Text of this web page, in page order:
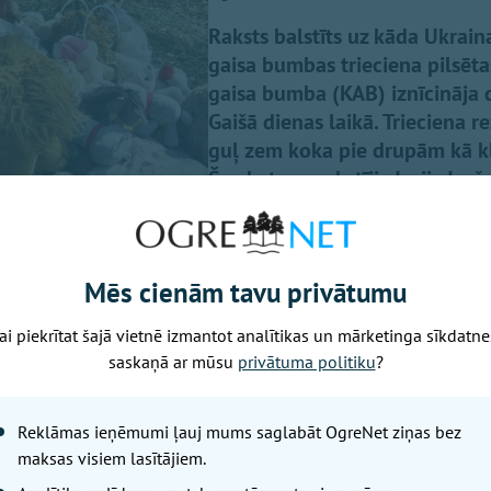
Raksts balstīts uz kāda
gaisa bumbas trieciena
gaisa bumba (KAB)
Gaišā dienas laikā. Trieciena
guļ zem koka pie drupām kā
Šo skatu aprakstījis Jurijs
plašāku pārdomu iemeslu -
ierakstaFacebook,baptistu mācītājs Edgars Mažis,
uzbrukumā tika nogalināta 11 gadīga meitene,
Mēs cienām tavu privātumu
piekrītat šajā vietnē izmantot analītikas un mārketinga
saskaņā ar mūsu privātuma politiku?
Reklāmas ieņēmumi ļauj mums saglabāt OgreNet ziņas bez
maksas visiem lasītājiem.